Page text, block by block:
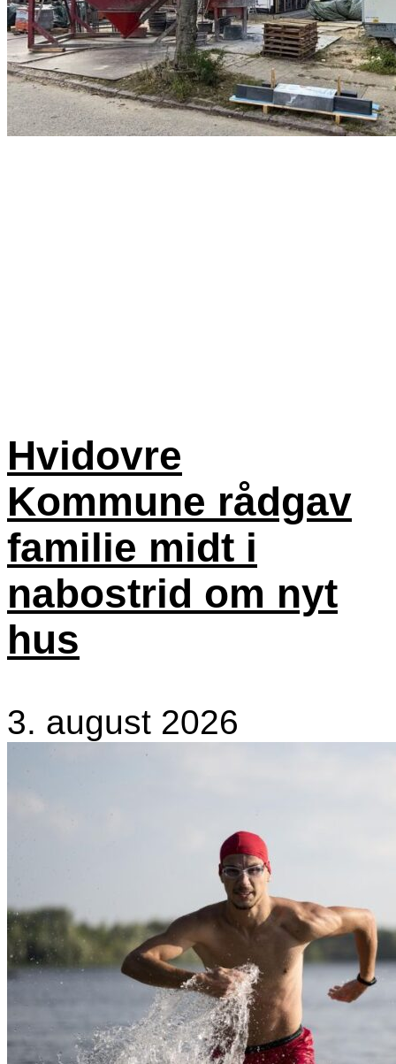
Hvidovre
Kommune rådgav
familie midt i
nabostrid om nyt
hus
3. august 2026